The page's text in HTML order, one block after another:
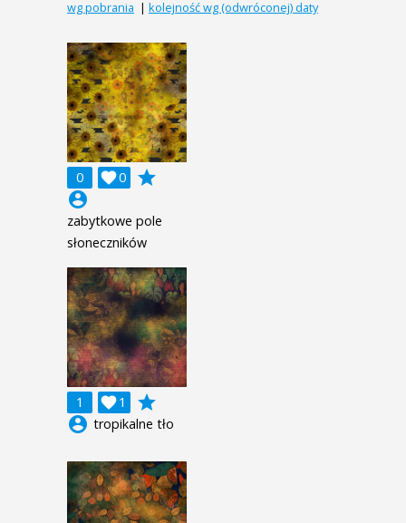
wg pobrania | kolejność wg (odwróconej) daty
0 0

grade
account_circle
zabytkowe pole
słoneczników
1 1

grade
account_circle tropikalne tło